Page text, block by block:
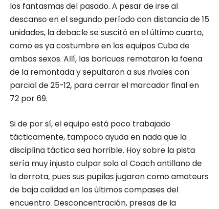
los fantasmas del pasado. A pesar de irse al
descanso en el segundo período con distancia de 15
unidades, la debacle se suscitó en el último cuarto,
como es ya costumbre en los equipos Cuba de
ambos sexos. Allí, las boricuas remataron la faena
de la remontada y sepultaron a sus rivales con
parcial de 25-12, para cerrar el marcador final en
72 por 69.
Si de por sí, el equipo está poco trabajado
tácticamente, tampoco ayuda en nada que la
disciplina táctica sea horrible. Hoy sobre la pista
sería muy injusto culpar solo al Coach antillano de
la derrota, pues sus pupilas jugaron como amateurs
de baja calidad en los últimos compases del
encuentro. Desconcentración, presas de la